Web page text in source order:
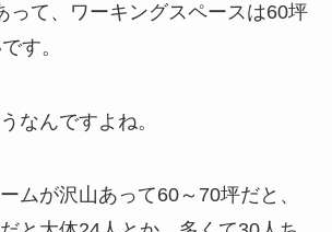
って、ワーキングスペースは60坪
す。
なんですよね。
ムが沢山あって60～70坪だと、